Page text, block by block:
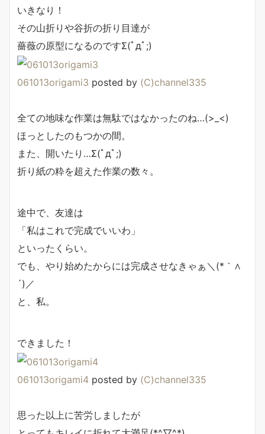
いきなり！
その山折りや谷折の折り目達が
薔薇の原型になるのですΣ(ﾟдﾟ;)
061013origami3 posted by (C)channel335
全ての地味な作業は無駄ではなかったのね…(>_<)
ほっとしたのもつかの間。
また、開いたり…Σ(ﾟдﾟ;)
折り紙の粋を超えた作業の数々。
途中で、友達は
「私はこれで完成でいいわ」
といったくらい。
でも、やり始めたからには完成させなきゃぁ＼(*｀∧
´)／
と、私。
できました！
061013origami4 posted by (C)channel335
思った以上に苦労しましたが